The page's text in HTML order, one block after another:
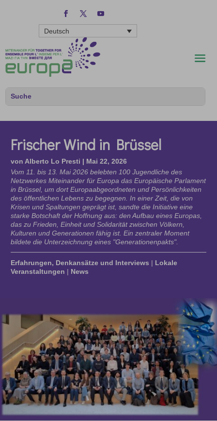
Deutsch
Frischer Wind in Brüssel
von Alberto Lo Presti | Mai 22, 2026
Vom 11. bis 13. Mai 2026 belebten 100 Jugendliche des
Netzwerkes Miteinander für Europa das Europäische Parlament
in Brüssel, um dort Europaabgeordneten und Persönlichkeiten
des öffentlichen Lebens zu begegnen. In einer Zeit, die von
Krisen und Spaltungen geprägt ist, sandte die Initiative eine
starke Botschaft der Hoffnung aus: den Aufbau eines Europas,
das zu Frieden, Einheit und Solidarität zwischen Völkern,
Kulturen und Generationen fähig ist. Ein zentraler Moment
bildete die Unterzeichnung eines "Generationenpakts".
Erfahrungen, Denkansätze und Interviews | Lokale
Veranstaltungen | News